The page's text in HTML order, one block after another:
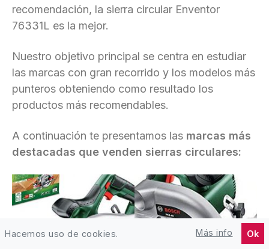
recomendación, la sierra circular Enventor
76331L es la mejor.
Nuestro objetivo principal se centra en estudiar
las marcas con gran recorrido y los modelos más
punteros obteniendo como resultado los
productos más recomendables.
A continuación te presentamos las marcas más
destacadas que venden sierras circulares:
Hacemos uso de cookies. Más info Ok